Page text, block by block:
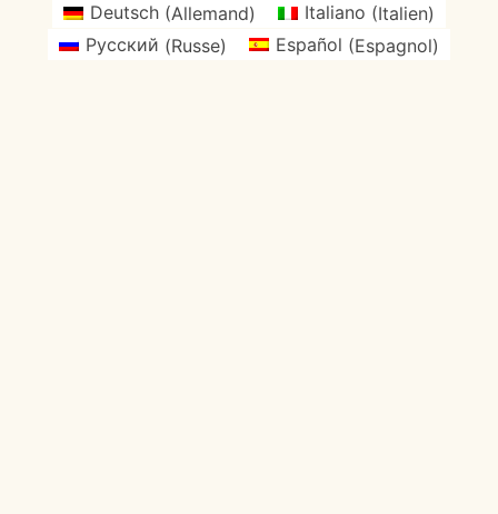
Deutsch (Allemand) Italiano (Italien)
Русский (Russe) Español (Espagnol)